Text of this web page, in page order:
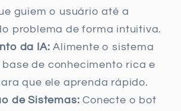
guiem o usuário até a
problema de forma intuitiva.
da IA: Alimente o sistema
de conhecimento rica e
que ele aprenda rápido.
de Sistemas: Conecte o bot